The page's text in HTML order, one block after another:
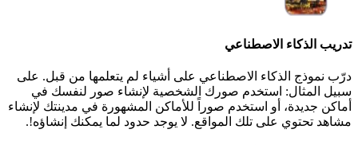
تدريب الذكاء الاصطناعي
درّب نموذج الذكاء الاصطناعي على أشياء لم يتعلمها من قبل. على
سبيل المثال: استخدم صورك الشخصية لإنشاء صور لنفسك في
أماكن جديدة، أو استخدم صوراً للأماكن المشهورة في مدينتك لإنشاء
مشاهد تحتوي على تلك المواقع. لا يوجد حدود لما يمكنك إنشاؤه!.